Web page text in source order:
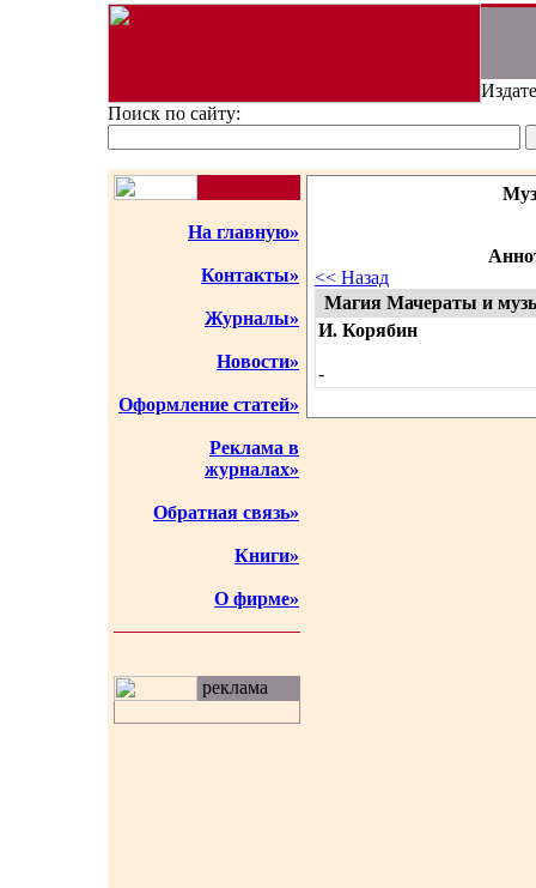
Поиск по сайту:
На главную»
Контакты»
Журналы»
Новости»
Оформление статей»
Реклама в
журналах»
Обратная связь»
Книги»
О фирме»
реклама
<< Назад
Магия Мачераты и
И. Корябин
-